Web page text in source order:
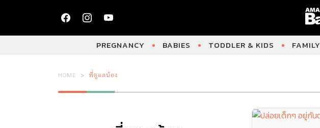
PREGNANCY BABIES TODDLER & KIDS FAMILY
HOME พี่ดูแลน้อง